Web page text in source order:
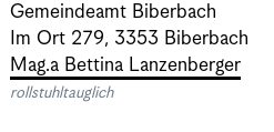
Gemeindeamt Biberbach
Im Ort 279, 3353 Biberbach
Mag.a Bettina Lanzenberger
rollstuhltauglich